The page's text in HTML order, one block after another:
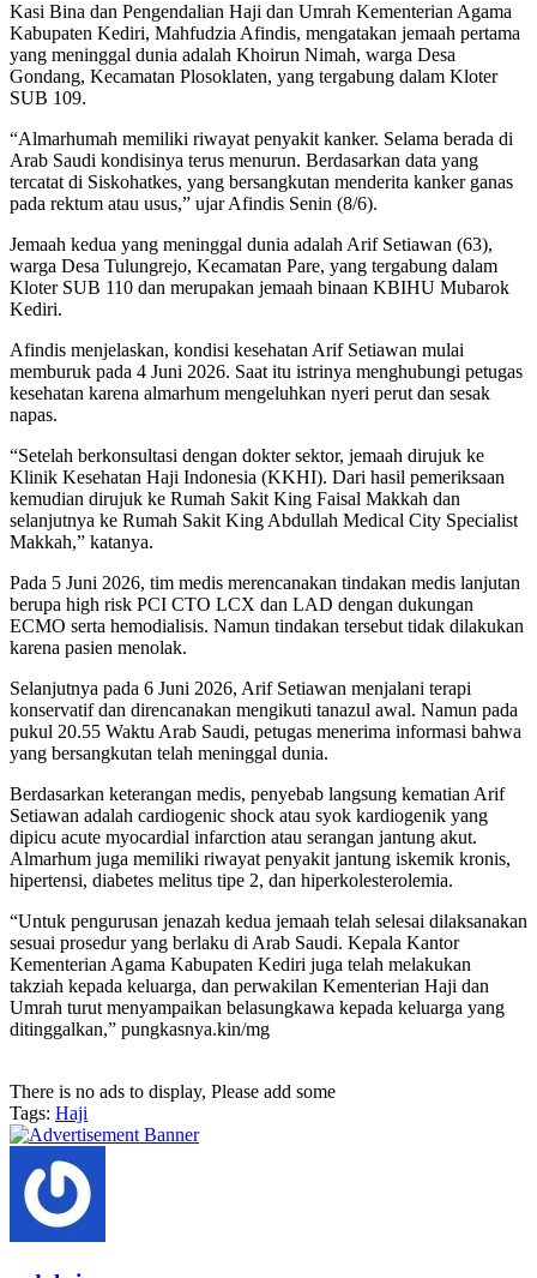
Kasi Bina dan Pengendalian Haji dan Umrah Kementerian Agama
Kabupaten Kediri, Mahfudzia Afindis, mengatakan jemaah pertama
yang meninggal dunia adalah Khoirun Nimah, warga Desa
Gondang, Kecamatan Plosoklaten, yang tergabung dalam Kloter
SUB 109.
“Almarhumah memiliki riwayat penyakit kanker. Selama berada di
Arab Saudi kondisinya terus menurun. Berdasarkan data yang
tercatat di Siskohatkes, yang bersangkutan menderita kanker ganas
pada rektum atau usus,” ujar Afindis Senin (8/6).
Jemaah kedua yang meninggal dunia adalah Arif Setiawan (63),
warga Desa Tulungrejo, Kecamatan Pare, yang tergabung dalam
Kloter SUB 110 dan merupakan jemaah binaan KBIHU Mubarok
Kediri.
Afindis menjelaskan, kondisi kesehatan Arif Setiawan mulai
memburuk pada 4 Juni 2026. Saat itu istrinya menghubungi petugas
kesehatan karena almarhum mengeluhkan nyeri perut dan sesak
napas.
“Setelah berkonsultasi dengan dokter sektor, jemaah dirujuk ke
Klinik Kesehatan Haji Indonesia (KKHI). Dari hasil pemeriksaan
kemudian dirujuk ke Rumah Sakit King Faisal Makkah dan
selanjutnya ke Rumah Sakit King Abdullah Medical City Specialist
Makkah,” katanya.
Pada 5 Juni 2026, tim medis merencanakan tindakan medis lanjutan
berupa high risk PCI CTO LCX dan LAD dengan dukungan
ECMO serta hemodialisis. Namun tindakan tersebut tidak dilakukan
karena pasien menolak.
Selanjutnya pada 6 Juni 2026, Arif Setiawan menjalani terapi
konservatif dan direncanakan mengikuti tanazul awal. Namun pada
pukul 20.55 Waktu Arab Saudi, petugas menerima informasi bahwa
yang bersangkutan telah meninggal dunia.
Berdasarkan keterangan medis, penyebab langsung kematian Arif
Setiawan adalah cardiogenic shock atau syok kardiogenik yang
dipicu acute myocardial infarction atau serangan jantung akut.
Almarhum juga memiliki riwayat penyakit jantung iskemik kronis,
hipertensi, diabetes melitus tipe 2, dan hiperkolesterolemia.
“Untuk pengurusan jenazah kedua jemaah telah selesai dilaksanakan
sesuai prosedur yang berlaku di Arab Saudi. Kepala Kantor
Kementerian Agama Kabupaten Kediri juga telah melakukan
takziah kepada keluarga, dan perwakilan Kementerian Haji dan
Umrah turut menyampaikan belasungkawa kepada keluarga yang
ditinggalkan,” pungkasnya.kin/mg
There is no ads to display, Please add some
Tags: Haji